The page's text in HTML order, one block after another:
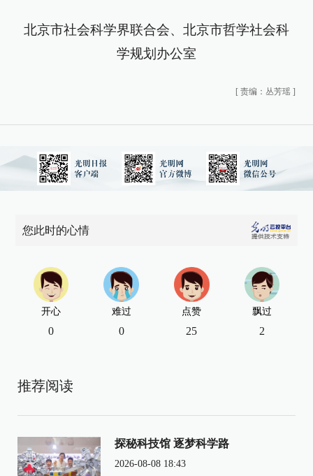
北京市社会科学界联合会、北京市哲学社会科
学规划办公室
[ 责编：丛芳瑶 ]
您此时的心情
开心
0
难过
0
点赞
25
飘过
2
推荐阅读
探秘科技馆 逐梦科学路
2026-08-08 18:43